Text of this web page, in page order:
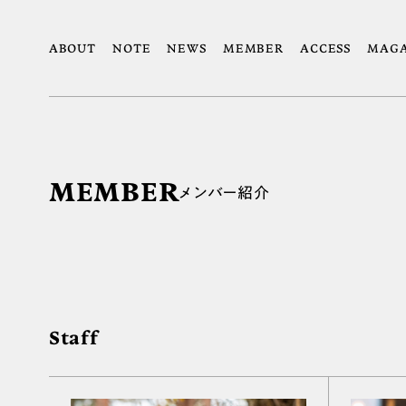
ABOUT NOTE NEWS MEMBER ACCESS
MEMBERメンバー紹介
Staff